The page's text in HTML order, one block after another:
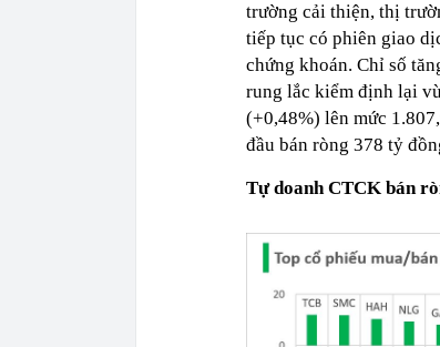
trường cải thiện, thị
tiếp tục có phiên giao
chứng khoán. Chỉ số
rung lắc kiểm định lại
(+0,48%) lên mức
đầu bán ròng 378 tỷ
Tự doanh CTCK bán